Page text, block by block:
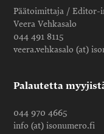
Päätoimittaja / Editor-
Veera Vehkasalo
044 491 8115
veera.vehkasalo (at)
Palautetta
044 970 4665
info (at) isonumero.fi